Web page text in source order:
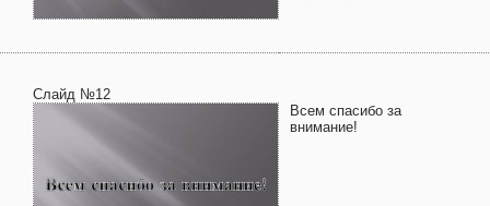
Слайд №12
Всем спасибо за
внимание!